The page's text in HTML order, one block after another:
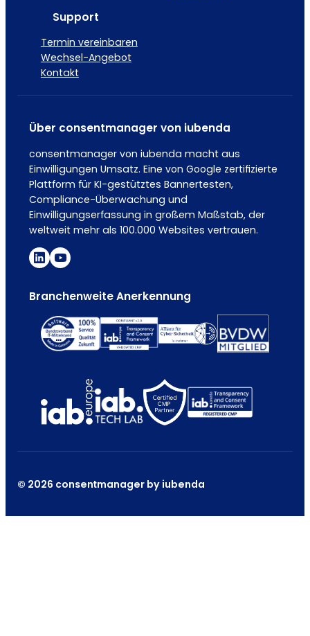
Support
Termin vereinbaren
Wechsel-Angebot
Kontakt
Über consentmanager von iubenda
consentmanager von iubenda macht aus
Einwilligungen Umsatz. Eine von Google zertifizierte
Plattform für KI-gestütztes Bannertesten,
Compliance-Überwachung und
Einwilligungserfassung in großem Maßstab, der
weltweit mehr als 100.000 Websites vertrauen.
Branchenweite Anerkennung
© 2026 consentmanager by iubenda